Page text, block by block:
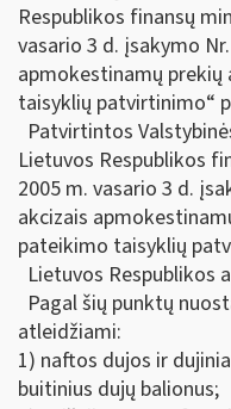
Respublikos finansų
vasario 3 d. įsakymo
apmokestinamų
taisyklių patvirtinimo“
Patvirtintos
Lietuvos Respublikos
2005 m. vasario 3 d.
akcizais
pateikimo taisyklių
Lietuvos Respublikos
Pagal šių punktų
atleidžiami:
1) naftos dujos ir
buitinius dujų balionus;